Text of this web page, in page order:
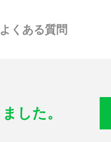
よくある質問
した。